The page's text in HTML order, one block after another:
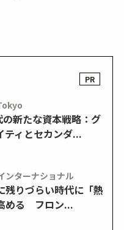
新たな資本戦略：グ
ティとセカンダ...
ンターナショナル
残りづらい時代に「熱
める フロン...